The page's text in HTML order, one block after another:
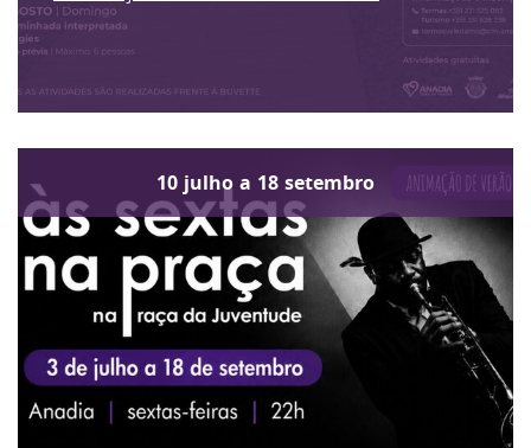
10 julho a 18 setembro